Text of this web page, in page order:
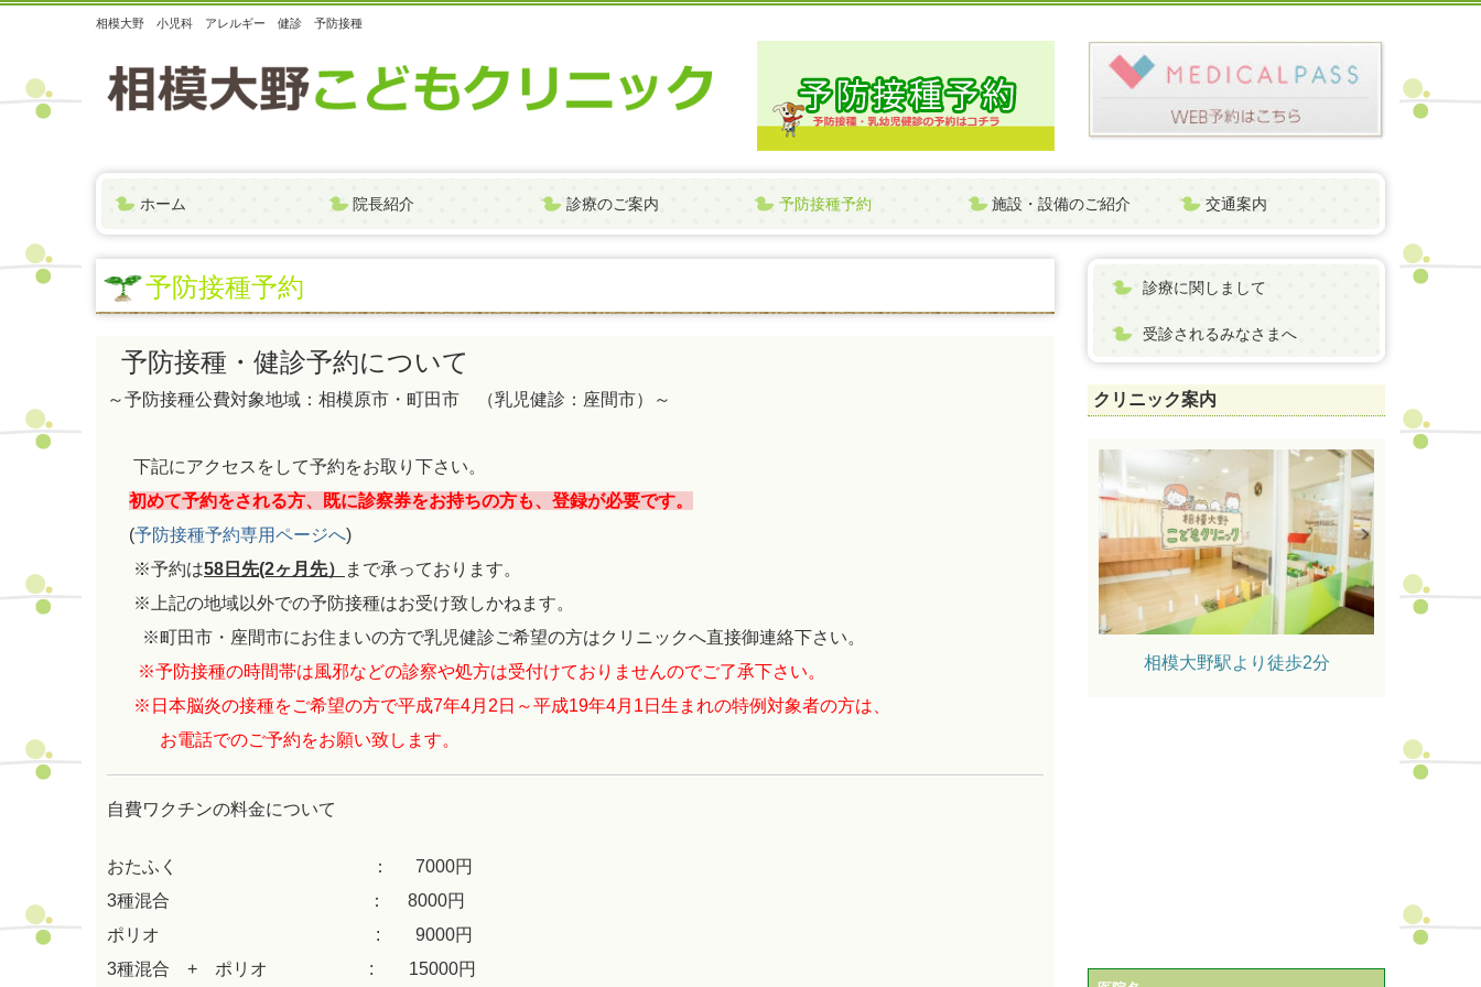
相模大野 小児科 アレルギー 健診 予防接種
ホーム 院長紹介 診療のご案内 予防接種予約 施設・設備のご紹介 交通案内
予防接種予約
予防接種・健診予約について
～予防接種公費対象地域：相模原市・町田市 （乳児健診：座間市）～
下記にアクセスをして予約をお取り下さい。
初めて予約をされる方、既に診察券をお持ちの方も、登録が必要です。
(予防接種予約専用ページへ)
※予約は58日先(2ヶ月先）
まで承っております。
※上記の地域以外での予防接種はお受け致しかねます。
※町田市・座間市にお住まいの方で乳児健診ご希望の方はクリニックへ直接御連絡下さい。
※予防接種の時間帯は風邪などの診察や処方は受付けておりませんのでご了承下さい。
※日本脳炎の接種をご希望の方で平成7年4月2日～平成19年4月1日生まれの特例対象者の方は、
お電話でのご予約をお願い致します。
自費ワクチンの料金について
おたふく ：
7000円
3種混合 ： 8000円
ポリオ : 9000円
3種混合 + ポリオ : 15000円
診療に関しまして
受診されるみなさまへ
クリニック案内
相模大野駅より徒歩2分